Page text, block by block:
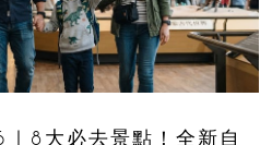
8大必去景點！全新自